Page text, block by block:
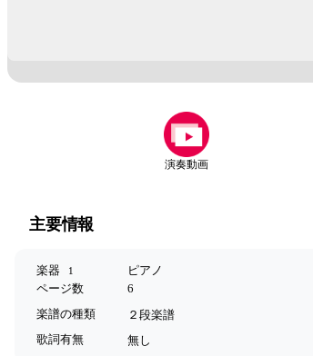
演奏動画
主要情報
楽器 1
ピアノ
ページ数
6
楽譜の種類
２段楽譜
歌詞有無
無し